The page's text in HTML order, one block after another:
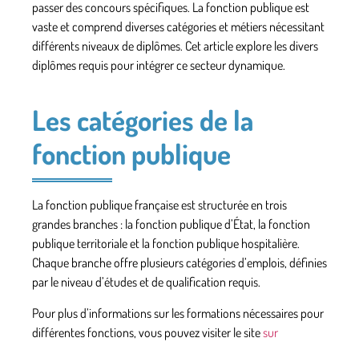
passer des concours spécifiques. La fonction publique est
vaste et comprend diverses catégories et métiers nécessitant
différents niveaux de diplômes. Cet article explore les divers
diplômes requis pour intégrer cesecteur dynamique.
Les catégories de la
fonction publique
La fonction publique française est structurée en trois
grandes branches : la fonction publique d’État, la fonction
publique territorialeet la fonction publique hospitalière.
Chaque branche offre plusieurs catégories d’emplois, définies
par le niveau d’études et de qualification requis.
Pour plus d’informations sur les formations nécessaires pour
différentes fonctions, vous pouvez visiter le sitesur